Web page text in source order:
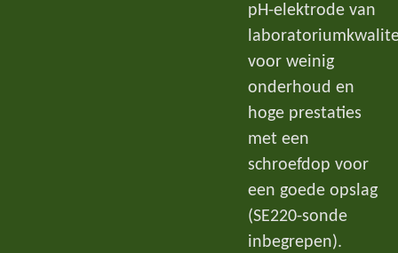
pH-elektrode van
voor weinig
onderhoud en
hoge prestaties
met een
schroefdop voor
een goede opslag
(SE220-sonde
inbegrepen).